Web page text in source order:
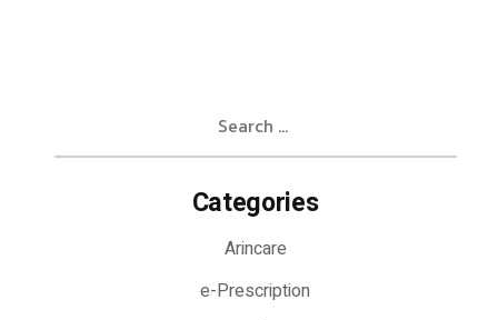
Categories
Arincare
e-Prescription